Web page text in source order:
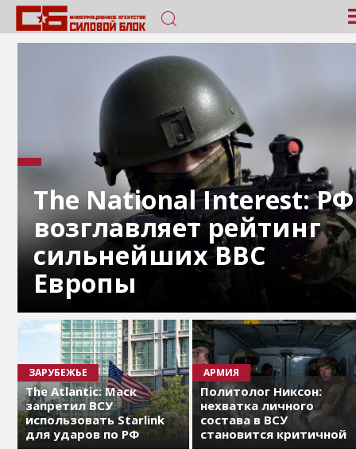
The National Interest: РФ
возглавляет рейтинг
сильнейших ВВС
Европы
ЗАРУБЕЖЬЕ
The Atlantic: Маск
запретил ВСУ
использовать Starlink
для ударов по РФ
АРМИЯ
Политолог Никсон:
нехватка личного
состава в ВСУ
становится критичной